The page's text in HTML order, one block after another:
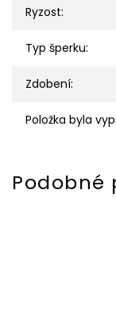
Ryzost:
Typ šperku:
Zdobení:
Položka byla